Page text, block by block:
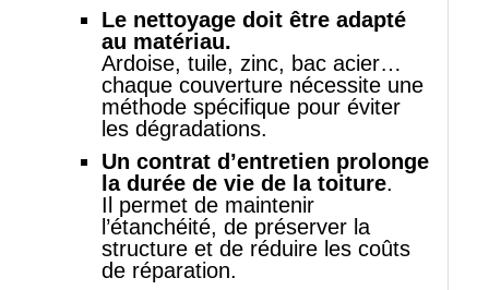
Le nettoyage doit être adapté
au matériau.
Ardoise, tuile, zinc, bac acier…
chaque couverture nécessite une
méthode spécifique pour éviter
les dégradations.
Un contrat d’entretien prolonge
la durée de vie de la toiture.
Il permet de maintenir
l’étanchéité, de préserver la
structure et de réduire les coûts
de réparation.